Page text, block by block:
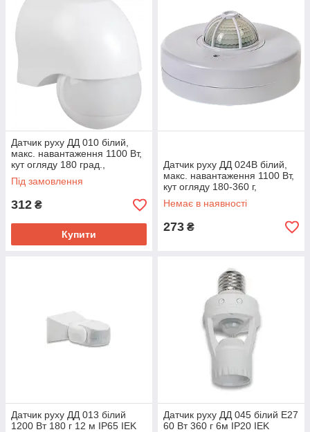
Датчик руху ДД 010 білий,
макс. навантаження 1100 Вт,
кут огляду 180 град.,
дальність 10 м, IP44, IEK
Під замовлення
312 ₴
Купити
Датчик руху ДД 024В білий,
макс. навантаження 1100 Вт,
кут огляду 180-360 г,
дальність 6 м, IP33, IEK
Немає в наявності
273 ₴
Датчик руху ДД 013 білий
1200 Вт 180 г 12 м IP65 IEK
Датчик руху ДД 045 білий E27
60 Вт 360 г 6м IP20 IEK